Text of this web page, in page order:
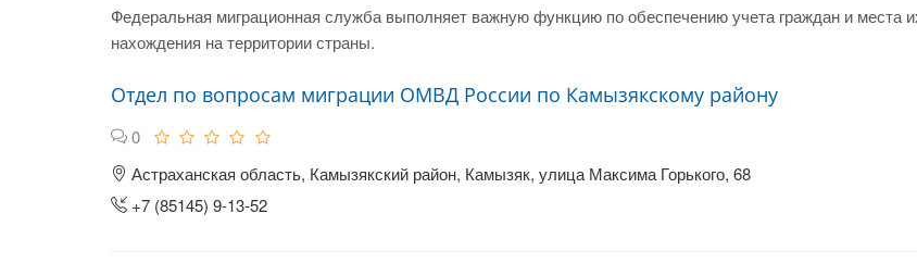
Федеральная миграционная служба выполняет важную функцию по обеспечению учета граждан и места
нахождения на территории страны.
Отдел по вопросам миграции ОМВД России по Камызякскому району
0
Астраханская область, Камызякский район, Камызяк, улица Максима Горького, 68
+7 (85145) 9-13-52